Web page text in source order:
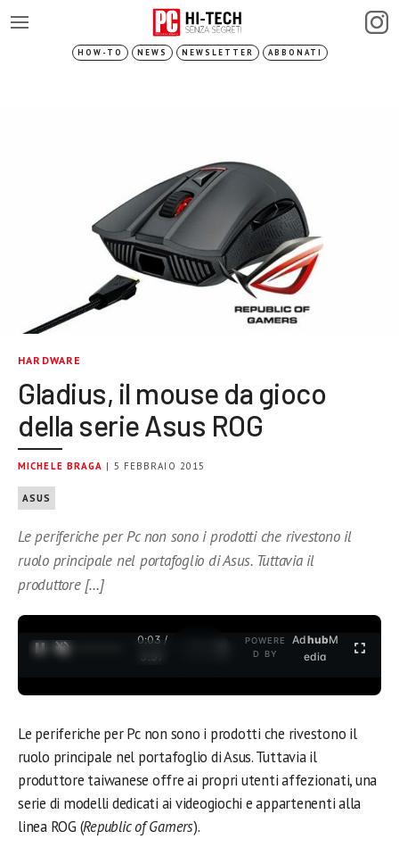
HOW-TO NEWS NEWSLETTER ABBONATI
HARDWARE
Gladius, il mouse da gioco
della serie Asus ROG
MICHELE BRAGA | 5 FEBBRAIO 2015
ASUS
Le periferiche per Pc non sono i prodotti che rivestono il
ruolo principale nel portafoglio di Asus. Tuttavia il
produttore […]
0:04 /
3:37
POWERE
D BY
AdhubM
edia
Le periferiche per Pc non sono i prodotti che rivestono il
ruolo principale nel portafoglio di Asus. Tuttavia il
produttore taiwanese offre ai propri utenti affezionati, una
serie di modelli dedicati ai videogiochi e appartenenti alla
linea ROG (Republic of Gamers).